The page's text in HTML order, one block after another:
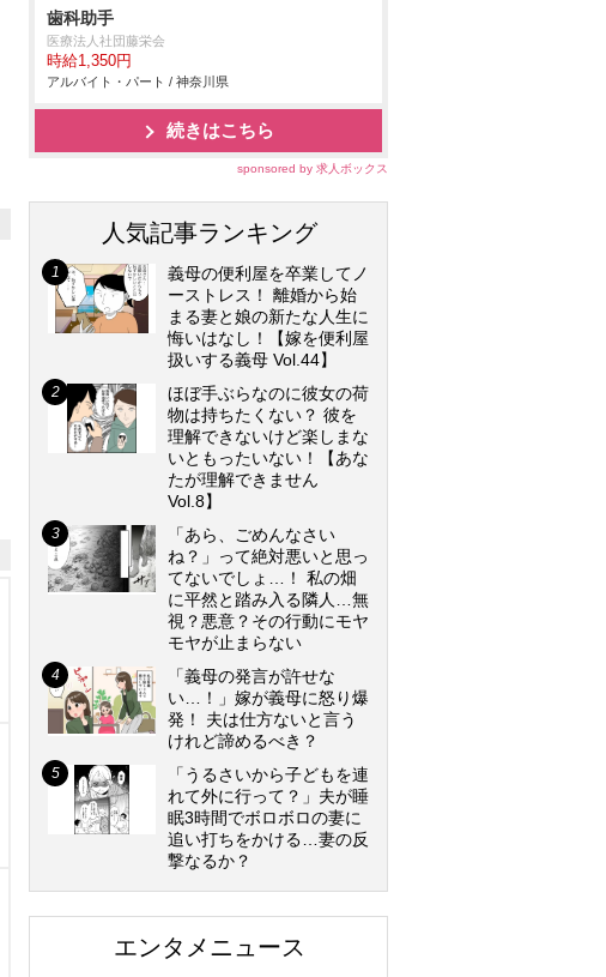
歯科助手
医療法人社団藤栄会
時給1,350円
アルバイト・パート / 神奈川県
続きはこちら
sponsored by 求人ボックス
人気記事ランキング
義母の便利屋を卒業してノ
ーストレス！ 離婚から始
まる妻と娘の新たな人生に
悔いはなし！【嫁を便利屋
扱いする義母 Vol.44】
ほぼ手ぶらなのに彼女の荷
物は持ちたくない？ 彼を
理解できないけど楽しまな
いともったいない！【あな
たが理解できません
Vol.8】
「あら、ごめんなさい
ね？」って絶対悪いと思っ
てないでしょ…！ 私の畑
に平然と踏み入る隣人…無
視？悪意？その行動にモヤ
モヤが止まらない
「義母の発言が許せな
い…！」嫁が義母に怒り爆
発！ 夫は仕方ないと言う
けれど諦めるべき？
「うるさいから子どもを連
れて外に行って？」夫が睡
眠3時間でボロボロの妻に
追い打ちをかける…妻の反
撃なるか？
エンタメニュース